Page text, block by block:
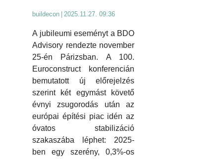
buildecon 2025.11.27. 09:36
A jubileumi eseményt a BDO
Advisory rendezte november
25-én Párizsban. A 100.
Euroconstruct konferencián
bemutatott új előrejelzés
szerint két egymást követő
évnyi zsugorodás után az
európai építési piac idén az
óvatos stabilizáció
szakaszába léphet: 2025-
ben egy szerény, 0,3%-os